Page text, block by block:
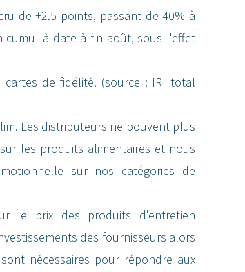
de +2.5 points, passant de 40% à
cumul à date à fin août, sous l'effet
cartes de fidélité. (source : IRI total
Les distributeurs ne pouvent plus
les produits alimentaires et nous
sur nos catégories de
le prix des produits d'entretien
des fournisseurs alors
nécessaires pour répondre aux